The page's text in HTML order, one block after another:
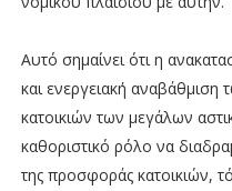
Αυτό σηµαίνει ότι η
και ενεργειακή
κατοικιών των µεγάλων
καθοριστικό ρόλο να
της προσφοράς κατοικιών,